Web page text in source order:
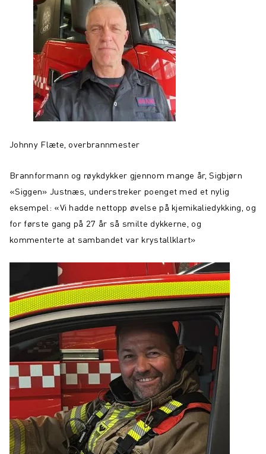
Johnny Flæte, overbrannmester
Brannformann og røykdykker gjennom mange år, Sigbjørn
«Siggen» Justnæs, understreker poenget med et nylig
eksempel: «Vi hadde nettopp øvelse på kjemikaliedykking, og
for første gang på 27 år så smilte dykkerne, og
kommenterte at sambandet var krystallklart»